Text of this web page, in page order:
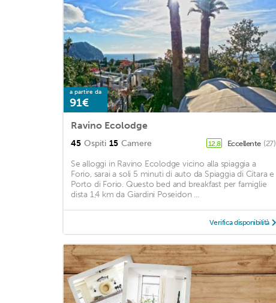
a partire da
91€
Ravino Ecolodge
45 Ospiti 15 Camere 12,8 Eccellente (27)
Se alloggi in Ravino Ecolodge vicino alla spiaggia a
Forio, sarai a soli 5 minuti di auto da Spiaggia di Citara e
Porto di Forio. Questo bed and breakfast per famiglie
dista 1,4 km da Giardini Poseidon ...
Verifica disponibilità